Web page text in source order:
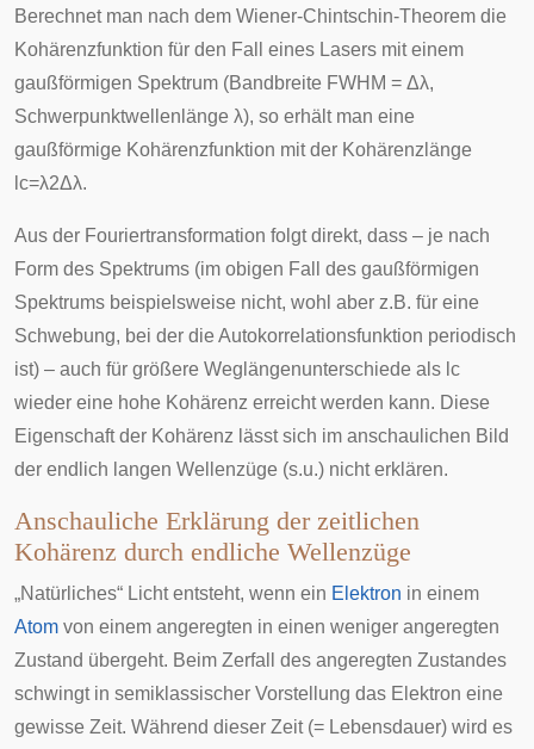
Berechnet man nach dem Wiener-Chintschin-Theorem die
Kohärenzfunktion für den Fall eines Lasers mit einem
gaußförmigen Spektrum (Bandbreite FWHM = Δλ,
Schwerpunktwellenlänge λ), so erhält man eine
gaußförmige Kohärenzfunktion mit der Kohärenzlänge
c=λ2Δλ.
Aus der Fouriertransformation folgt direkt, dass – je nach
Form des Spektrums (im obigen Fall des gaußförmigen
Spektrums beispielsweise nicht, wohl aber z.B. für eine
Schwebung, bei der die Autokorrelationsfunktion periodisch
ist) – auch für größere Weglängenunterschiede als c
wieder eine hohe Kohärenz erreicht werden kann. Diese
Eigenschaft der Kohärenz lässt sich im anschaulichen Bild
der endlich langen Wellenzüge (s.u.) nicht erklären.
Anschauliche Erklärung der zeitlichen
Kohärenz durch endliche Wellenzüge
„Natürliches“ Licht entsteht, wenn ein Elektron in einem
Atom von einem angeregten in einen weniger angeregten
Zustand übergeht. Beim Zerfall des angeregten Zustandes
schwingt in semiklassischer Vorstellung das Elektron eine
gewisse Zeit. Während dieser Zeit (= Lebensdauer) wird es